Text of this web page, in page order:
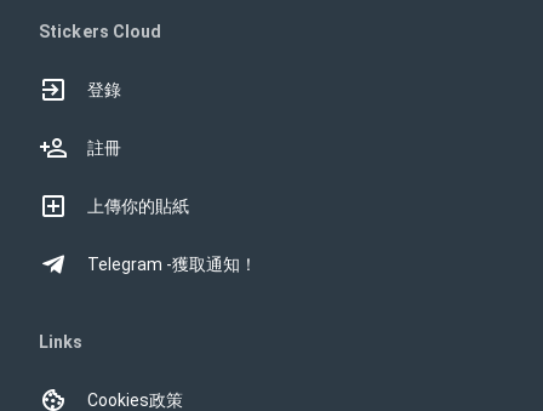
Stickers Cloud
登錄
註冊
上傳你的貼紙
Telegram -獲取通知！
Links
Cookies政策